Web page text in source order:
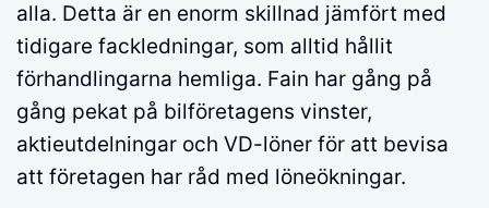
alla. Detta är en enorm skillnad jämfört med
tidigare fackledningar, som alltid hållit
förhandlingarna hemliga. Fain har gång på
gång pekat på bilföretagens vinster,
aktieutdelningar och VD-löner för att bevisa
att företagen har råd med löneökningar.